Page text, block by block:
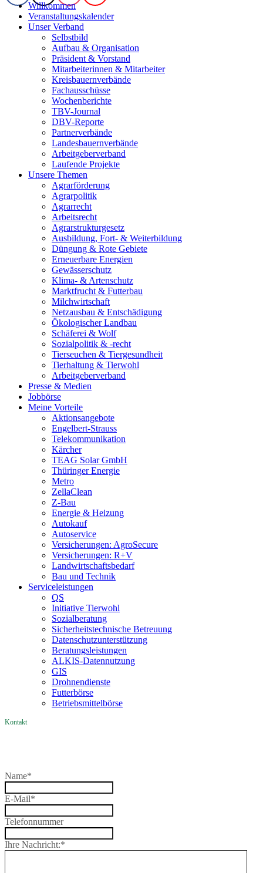
Willkommen
Veranstaltungskalender
Unser Verband
Selbstbild
Aufbau & Organisation
Präsident & Vorstand
Mitarbeiterinnen & Mitarbeiter
Kreisbauernverbände
Fachausschüsse
Wochenberichte
TBV-Journal
DBV-Reporte
Partnerverbände
Landesbauernverbände
Arbeitgeberverband
Laufende Projekte
Unsere Themen
Agrarförderung
Agrarpolitik
Agrarrecht
Arbeitsrecht
Agrarstrukturgesetz
Ausbildung, Fort- & Weiterbildung
Düngung & Rote Gebiete
Erneuerbare Energien
Gewässerschutz
Klima- & Artenschutz
Marktfrucht & Futterbau
Milchwirtschaft
Netzausbau & Entschädigung
Ökologischer Landbau
Schäferei & Wolf
Sozialpolitik & -recht
Tierseuchen & Tiergesundheit
Tierhaltung & Tierwohl
Arbeitgeberverband
Presse & Medien
Jobbörse
Meine Vorteile
Aktionsangebote
Engelbert-Strauss
Telekommunikation
Kärcher
TEAG Solar GmbH
Thüringer Energie
Metro
ZellaClean
Z-Bau
Energie & Heizung
Autokauf
Autoservice
Versicherungen: AgroSecure
Versicherungen: R+V
Landwirtschaftsbedarf
Bau und Technik
Service­­leistungen
QS
Initiative Tierwohl
Sozialberatung
Sicherheitstechnische Betreuung
Datenschutzunterstützung
Beratungsleistungen
ALKIS-Datennutzung
GIS
Drohnendienste
Futterbörse
Betriebsmittelbörse
Kontakt
Name*
E-Mail*
Telefonnummer
Ihre Nachricht:*